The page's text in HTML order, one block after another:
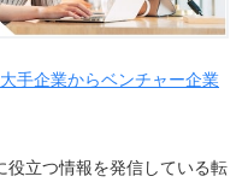
手企業からベンチャー企業
役立つ情報を発信している転